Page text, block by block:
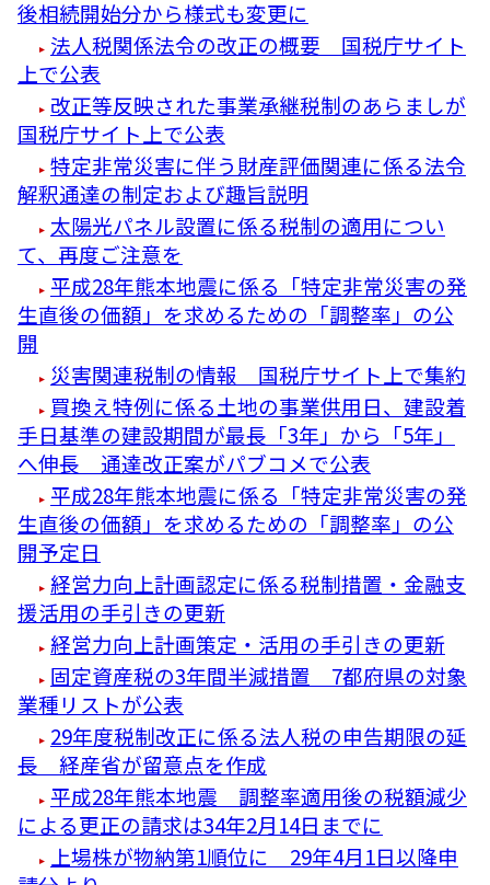
後相続開始分から様式も変更に
法人税関係法令の改正の概要 国税庁サイト
上で公表
改正等反映された事業承継税制のあらましが
国税庁サイト上で公表
特定非常災害に伴う財産評価関連に係る法令
解釈通達の制定および趣旨説明
太陽光パネル設置に係る税制の適用につい
て、再度ご注意を
平成28年熊本地震に係る「特定非常災害の発
生直後の価額」を求めるための「調整率」の公
開
災害関連税制の情報 国税庁サイト上で集約
買換え特例に係る土地の事業供用日、建設着
手日基準の建設期間が最長「3年」から「5年」
へ伸長 通達改正案がパブコメで公表
平成28年熊本地震に係る「特定非常災害の発
生直後の価額」を求めるための「調整率」の公
開予定日
経営力向上計画認定に係る税制措置・金融支
援活用の手引きの更新
経営力向上計画策定・活用の手引きの更新
固定資産税の3年間半減措置 7都府県の対象
業種リストが公表
29年度税制改正に係る法人税の申告期限の延
長 経産省が留意点を作成
平成28年熊本地震 調整率適用後の税額減少
による更正の請求は34年2月14日までに
上場株が物納第1順位に 29年4月1日以降申